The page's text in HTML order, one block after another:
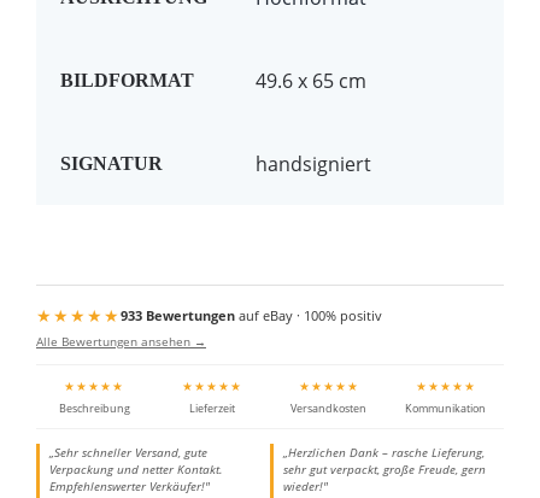
BILDFORMAT 49.6 x 65 cm
SIGNATUR handsigniert
★★★★★933 Bewertungenauf eBay · 100% positiv
Alle Bewertungen ansehen →
★★★★★
Beschreibung
★★★★★
Lieferzeit
★★★★★
Versandkosten
★★★★★
Kommunikation
„Sehr schneller Versand, gute
Verpackung und netter Kontakt.
Empfehlenswerter Verkäufer!"
„Herzlichen Dank – rasche Lieferung,
sehr gut verpackt, große Freude, gern
wieder!"